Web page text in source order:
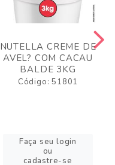
NUTELLA CREME DE
AVEL? COM CACAU
BALDE 3KG
Código: 51801
Faça seu login
ou
cadastre-se